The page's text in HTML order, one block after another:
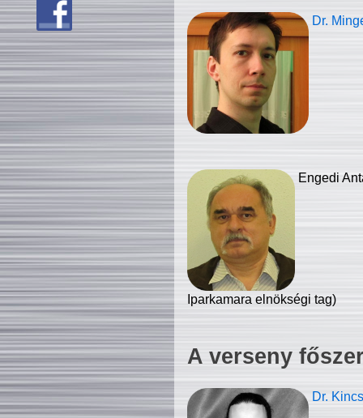
Dr.
Engedi
Iparkamara elnökségi tag)
A verseny
Dr.